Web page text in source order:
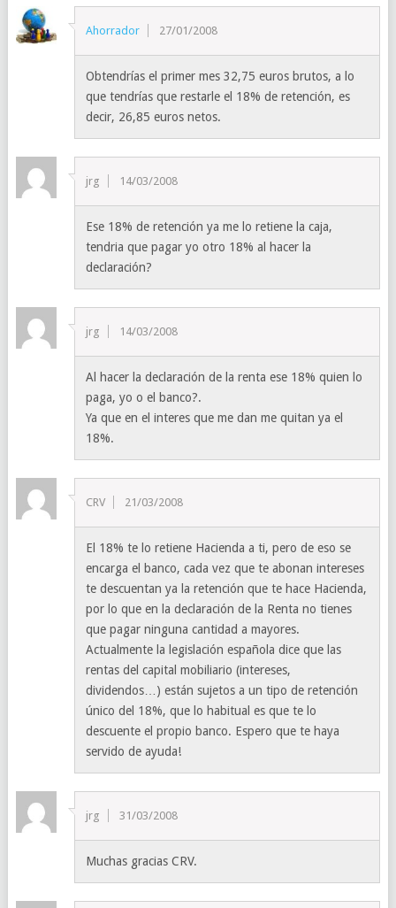
Ahorrador 27/01/2008
Obtendrías el primer mes 32,75 euros brutos, a lo
que tendrías que restarle el 18% de retención, es
decir, 26,85 euros netos.
jrg 14/03/2008
Ese 18% de retención ya me lo retiene la caja,
tendria que pagar yo otro 18% al hacer la
declaración?
jrg 14/03/2008
Al hacer la declaración de la renta ese 18% quien lo
paga, yo o el banco?.
Ya que en el interes que me dan me quitan ya el
18%.
CRV 21/03/2008
El 18% te lo retiene Hacienda a ti, pero de eso se
encarga el banco, cada vez que te abonan intereses
te descuentan ya la retención que te hace Hacienda,
por lo que en la declaración de la Renta no tienes
que pagar ninguna cantidad a mayores.
Actualmente la legislación española dice que las
rentas del capital mobiliario (intereses,
dividendos…) están sujetos a un tipo de retención
único del 18%, que lo habitual es que te lo
descuente el propio banco. Espero que te haya
servido de ayuda!
jrg 31/03/2008
Muchas gracias CRV.